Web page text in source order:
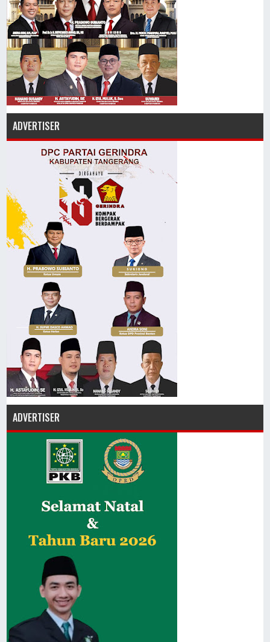
ADVERTISER
ADVERTISER